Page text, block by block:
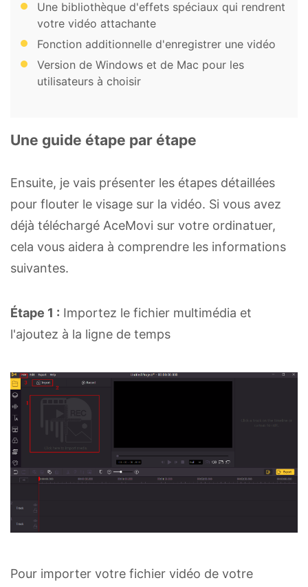
Une bibliothèque d'effets spéciaux qui rendrent
votre vidéo attachante
Fonction additionnelle d'enregistrer une vidéo
Version de Windows et de Mac pour les
utilisateurs à choisir
Une guide étape par étape
Ensuite, je vais présenter les étapes détaillées
pour flouter le visage sur la vidéo. Si vous avez
déjà téléchargé AceMovi sur votre ordinatuer,
cela vous aidera à comprendre les informations
suivantes.
Étape 1 : Importez le fichier multimédia et
l'ajoutez à la ligne de temps
Pour importer votre fichier vidéo de votre